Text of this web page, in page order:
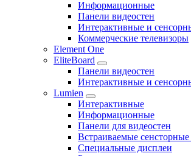
Информационные
Панели видеостен
Интерактивные и
Коммерческие телевизоры
Element One
EliteBoard
Панели видеостен
Интерактивные и
Lumien
Интерактивные
Информационные
Панели для видеостен
Встраиваемые
Специальные дисплеи